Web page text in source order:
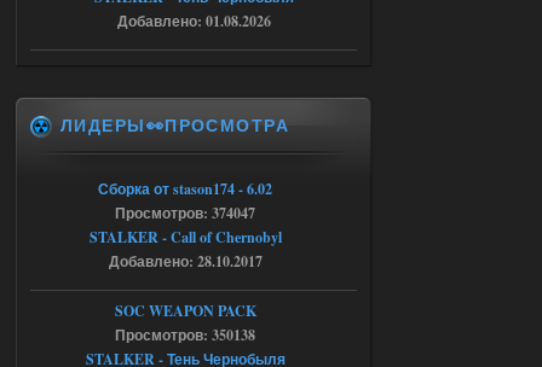
Stalker-Mods-Clan-su
Ответить ➤
05.08.2026
AndreySA
[05.08.26
Добавлено: 01.08.2026
ЛИДЕРЫ👀ПРОСМОТРА
Сборка от stason174 - 6.02
Просмотров: 374047
STALKER - Call of Chernobyl
Добавлено: 28.10.2017
SOC WEAPON PACK
Просмотров: 350138
STALKER - Тень Чернобыля